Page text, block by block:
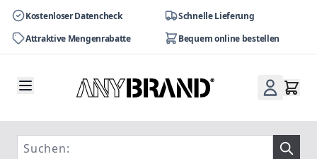
Kostenloser Datencheck
Schnelle Lieferung
Attraktive Mengenrabatte
Bequem online bestellen